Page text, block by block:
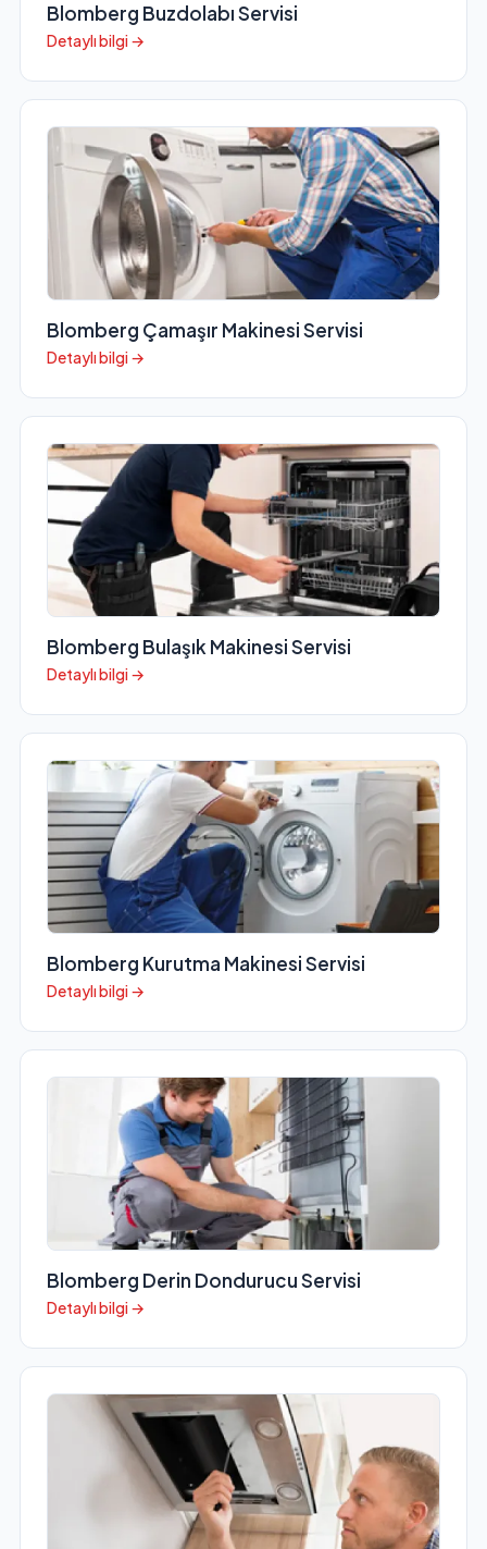
Blomberg Buzdolabı Servisi
Detaylı bilgi →
Blomberg Çamaşır Makinesi Servisi
Detaylı bilgi →
Blomberg Bulaşık Makinesi Servisi
Detaylı bilgi →
Blomberg Kurutma Makinesi Servisi
Detaylı bilgi →
Blomberg Derin Dondurucu Servisi
Detaylı bilgi →